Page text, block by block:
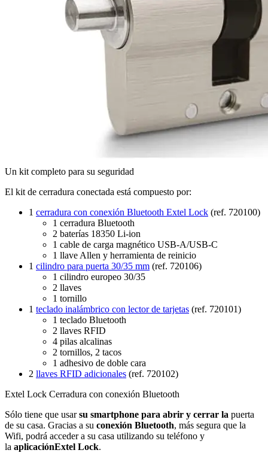
Un kit completo para su seguridad
El kit de cerradura conectada está compuesto por:
1 cerradura con conexión Bluetooth Extel Lock (ref. 720100)
1 cerradura Bluetooth
2 baterías 18350 Li-ion
1 cable de carga magnético USB-A/USB-C
1 llave Allen y herramienta de reinicio
1 cilindro para puerta 30/35 mm (ref. 720106)
1 cilindro europeo 30/35
2 llaves
1 tornillo
1 teclado inalámbrico con lector de tarjetas (ref. 720101)
1 teclado Bluetooth
2 llaves RFID
4 pilas alcalinas
2 tornillos, 2 tacos
1 adhesivo de doble cara
2 llaves RFID adicionales (ref. 720102)
Extel Lock Cerradura con conexión Bluetooth
Sólo tiene que usarsu smartphone para abrir y cerrar la puerta
de su casa. Gracias a su conexión Bluetooth, más segura que la
Wifi, podrá acceder a su casa utilizando su teléfono y
la aplicaciónExtel Lock.